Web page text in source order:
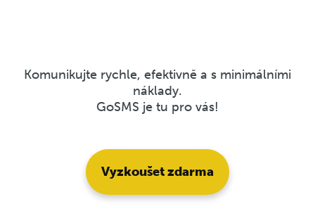
Komunikujte rychle, efektivně a s minimálními
náklady.
GoSMS je tu pro vás!
Vyzkoušet zdarma